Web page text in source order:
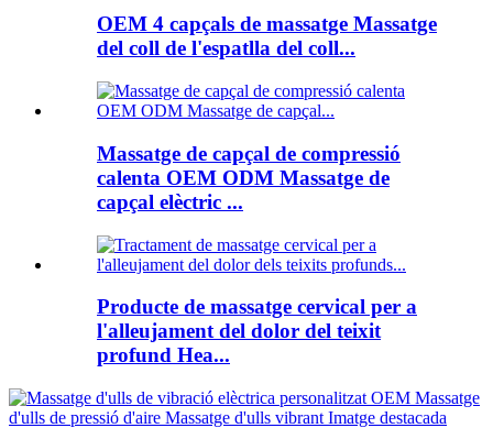
OEM 4 capçals de massatge Massatge
del coll de l'espatlla del coll...
Massatge de capçal de compressió
calenta OEM ODM Massatge de
capçal elèctric ...
Producte de massatge cervical per a
l'alleujament del dolor del teixit
profund Hea...